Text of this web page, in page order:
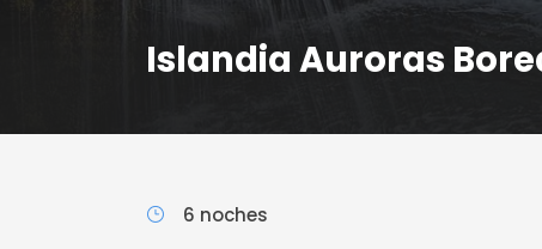
Islandia Auroras
6 noches